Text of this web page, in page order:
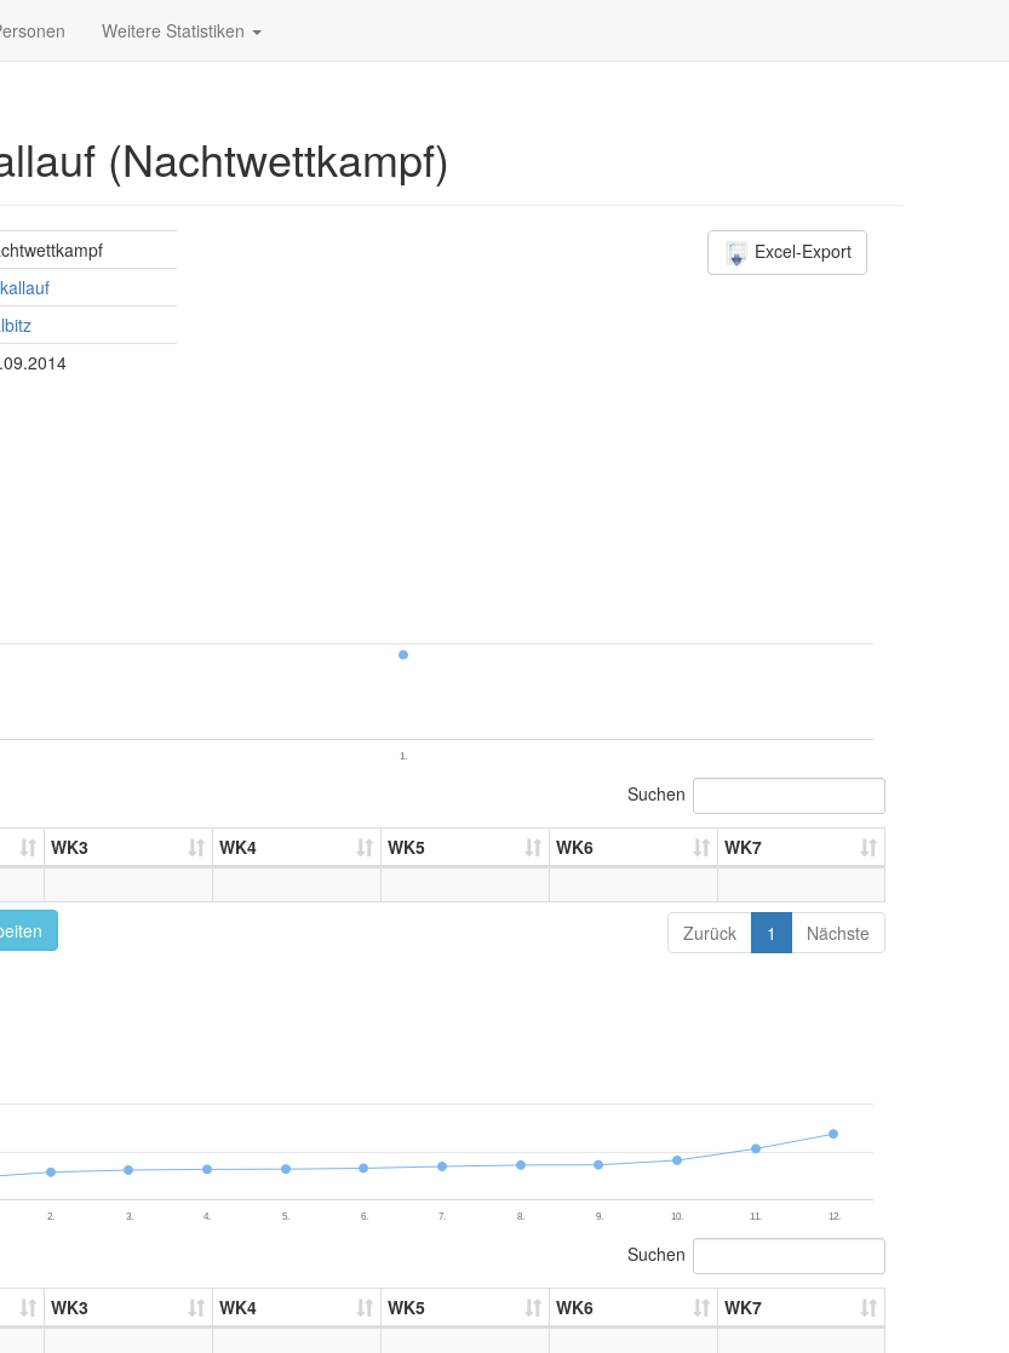
Weitere Statistiken
(Nachtwettkampf)
Excel-Export
1.
Suchen
WK3 WK4 WK5 WK6 WK7
Zurück 1 Nächste
2. 3. 4. 5. 6. 7. 8. 9. 10. 11. 12.
Suchen
WK3 WK4 WK5 WK6 WK7